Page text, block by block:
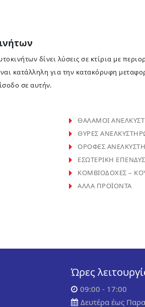
δίνει λύσεις σε κτίρια με
κατάλληλη για την κατακόρυφη
σε αυτήν.
ΘΑΛΑΜΟΙ
ΘΥΡΕΣ
ΟΡΟΦΕΣ
ΕΣΩΤΕΡΙΚΗ
ΚΟΜΒΙΟΔΟΧΕΣ –
ΑΛΛΑ ΠΡΟΪΟΝΤΑ
Ώρες
09:00 - 17:00
Δευτέρα έως